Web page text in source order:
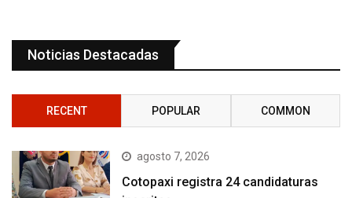
Noticias Destacadas
RECENT POPULAR COMMON
agosto 7, 2026
Cotopaxi registra 24 candidaturas